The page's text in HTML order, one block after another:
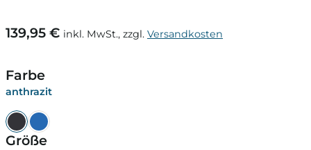
139,95 € inkl. MwSt., zzgl. Versandkosten
Farbe
anthrazit
Größe